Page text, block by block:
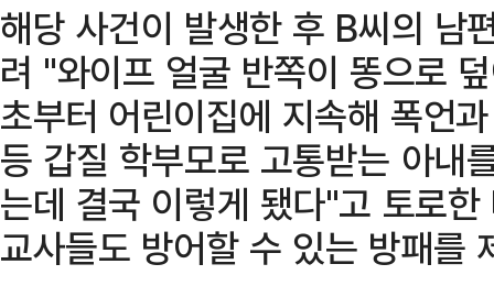
해당 사건이 발생한 후 B씨의 남
려 "와이프 얼굴 반쪽이 똥으로
초부터 어린이집에 지속해 폭언
등 갑질 학부모로 고통받는 아내
는데 결국 이렇게 됐다"고 토로
교사들도 방어할 수 있는 방패를